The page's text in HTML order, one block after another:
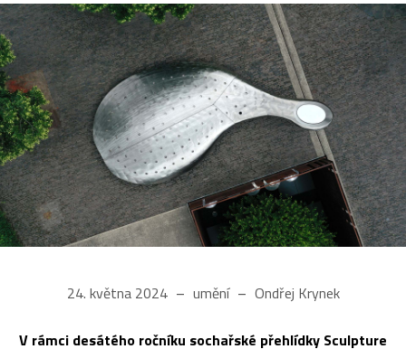
24. května 2024 umění Ondřej Krynek
V rámci desátého ročníku sochařské přehlídky Sculpture